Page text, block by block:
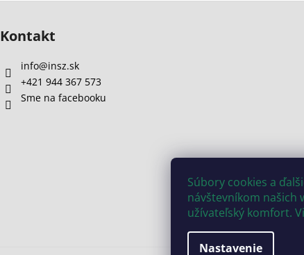
Súbory cookies a
návštevníkom našich
užívateľský komfort.
Nastavenie
Kontakt
info@insz.sk
+421 944 367 573
Sme na facebooku